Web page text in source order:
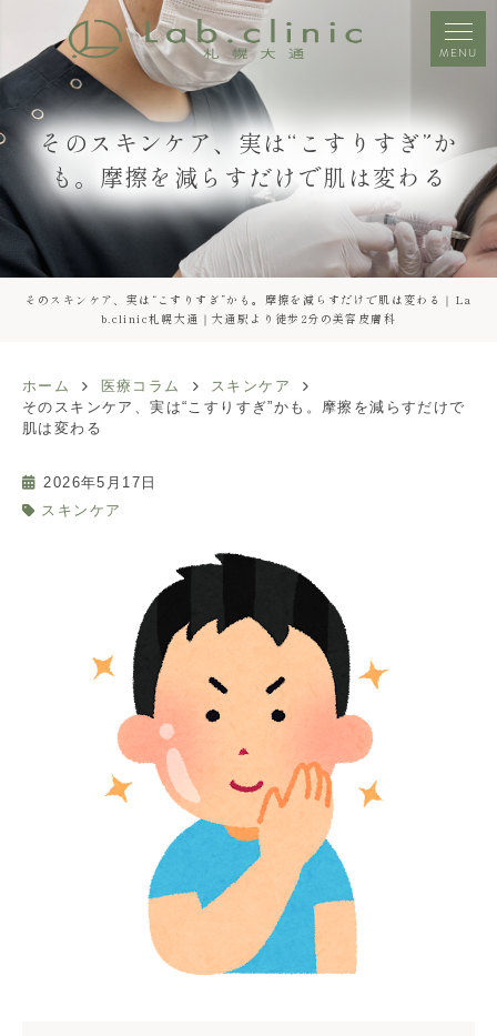
MENU
そのスキンケア、実は“こすりすぎ”か
も。摩擦を減らすだけで肌は変わる
そのスキンケア、実は“こすりすぎ”かも。摩擦を減らすだけで肌は変わる｜La
b.clinic札幌大通｜大通駅より徒歩2分の美容皮膚科
ホーム 医療コラム
スキンケア
そのスキンケア、実は“こすりすぎ”かも。摩擦を減らすだけで
肌は変わる
2026年5月17日
スキンケア